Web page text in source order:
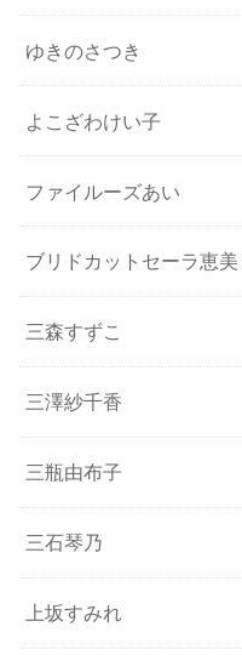
ゆきのさつき
よこざわけい子
ファイルーズあい
ブリドカットセーラ恵美
三森すずこ
三澤紗千香
三瓶由布子
三石琴乃
上坂すみれ